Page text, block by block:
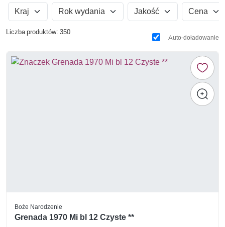
Kraj Rok wydania Jakość Cena
Liczba produktów: 350
Auto-doładowanie
Boże Narodzenie
Grenada 1970 Mi bl 12 Czyste **